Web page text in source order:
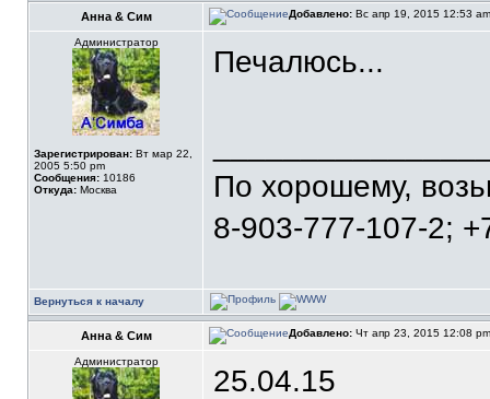
Анна & Сим Добавлено: Вс апр 19, 2015 12:53
Администратор
Зарегистрирован: Вт мар 22,
2005 5:50 pm
Сообщения: 10186
Откуда: Москва
Печалюсь...
По хорошему,
8-903-777-107-2;
Вернуться к началу
Анна & Сим Добавлено: Чт апр 23, 2015 12:08
Администратор
25.04.15